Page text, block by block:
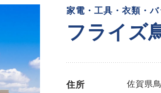
家電・工具・衣類・
フライズ
住所
佐賀県